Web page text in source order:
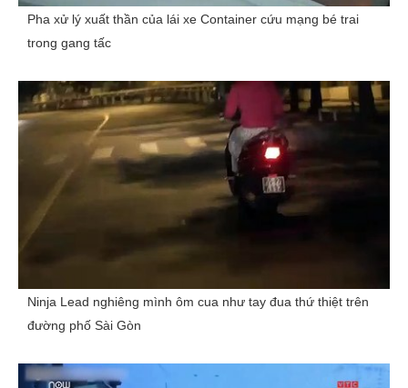
Pha xử lý xuất thần của lái xe Container cứu mạng bé trai
trong gang tấc
Ninja Lead nghiêng mình ôm cua như tay đua thứ thiệt trên
đường phố Sài Gòn